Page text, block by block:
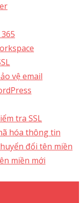
vệ email​
tra SSL
hóa thông tin
đổi tên miền
miền mới